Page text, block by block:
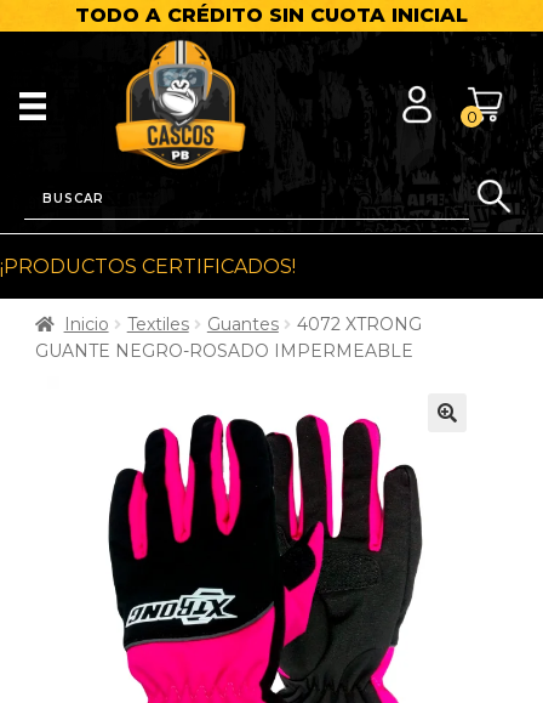
TODO A CRÉDITO SIN CUOTA INICIAL
0
¡PRODUCTOS CERTIFICADOS!
Inicio Textiles Guantes
4072 XTRONG
GUANTE NEGRO-ROSADO IMPERMEABLE